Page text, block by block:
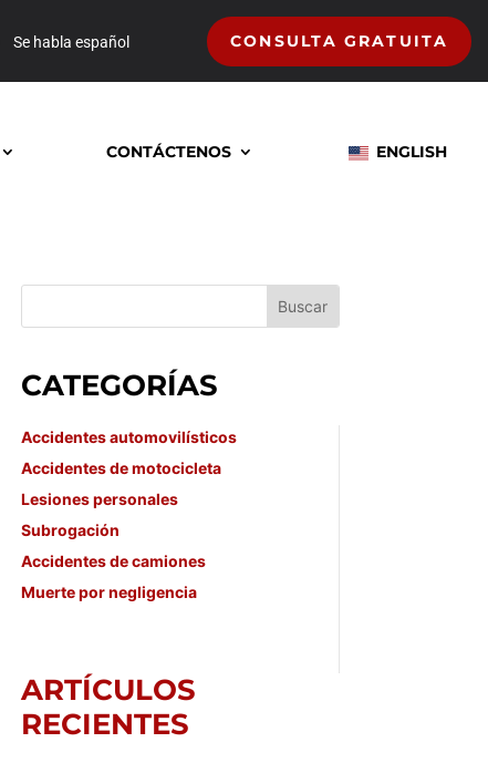
Se habla español CONSULTA GRATUITA
CONTÁCTENOS ENGLISH
CATEGORÍAS
Accidentes automovilísticos
Accidentes de motocicleta
Lesiones personales
Subrogación
Accidentes de camiones
Muerte por negligencia
ARTÍCULOS
RECIENTES